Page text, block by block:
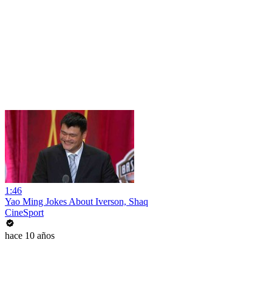
1:46
Yao Ming Jokes About Iverson, Shaq
CineSport
hace 10 años